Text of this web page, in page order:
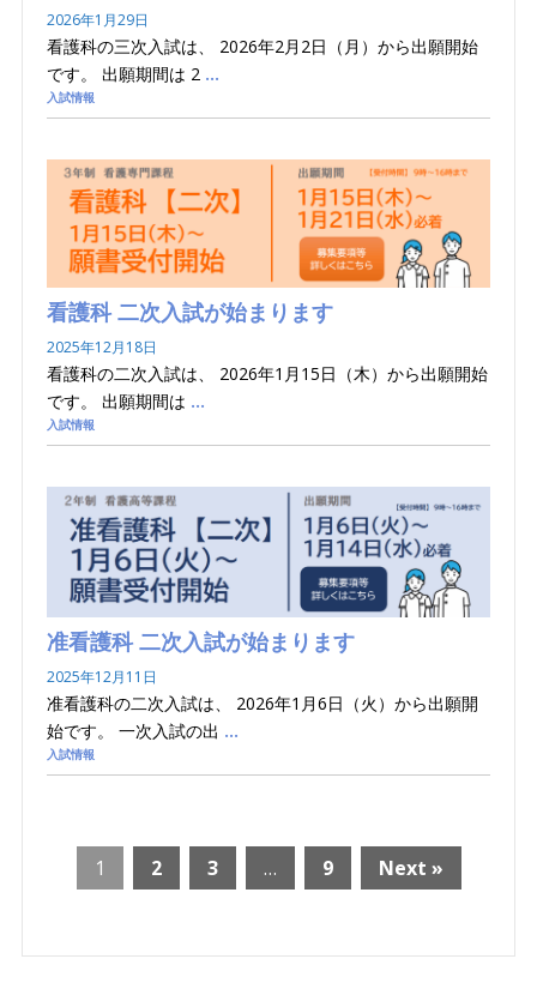
2026年1月29日
看護科の三次入試は、 2026年2月2日（月）から出願開始
です。 出願期間は 2 …
入試情報
看護科 二次入試が始まります
2025年12月18日
看護科の二次入試は、 2026年1月15日（木）から出願開始
です。 出願期間は …
入試情報
准看護科 二次入試が始まります
2025年12月11日
准看護科の二次入試は、 2026年1月6日（火）から出願開
始です。 一次入試の出 …
入試情報
1 2 3 … 9 Next »